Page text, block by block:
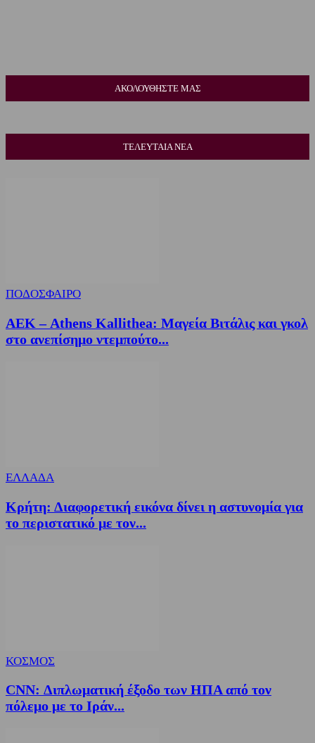
ΑΚΟΛΟΥΘΗΣΤΕ ΜΑΣ
ΤΕΛΕΥΤΑΙΑ ΝΕΑ
ΠΟΔΟΣΦΑΙΡΟ
ΑΕΚ – Athens Kallithea: Μαγεία Βιτάλις και γκολ
στο ανεπίσημο ντεμπούτο...
ΕΛΛΑΔΑ
Κρήτη: Διαφορετική εικόνα δίνει η αστυνομία για
το περιστατικό με τον...
ΚΟΣΜΟΣ
CNN: Διπλωματική έξοδο των ΗΠΑ από τον
πόλεμο με το Ιράν...